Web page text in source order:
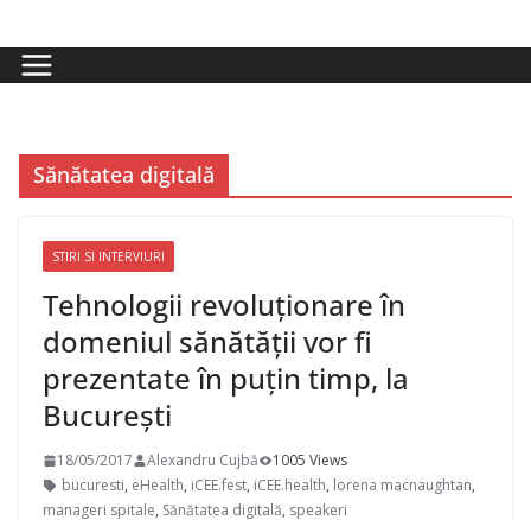
to
content
Sănătatea digitală
STIRI SI INTERVIURI
Tehnologii revoluționare în
domeniul sănătății vor fi
prezentate în puțin timp, la
București
18/05/2017 Alexandru Cujbă
1005 Views
bucuresti, eHealth, iCEE.fest, iCEE.health, lorena macnaughtan,
manageri spitale, Sănătatea digitală, speakeri